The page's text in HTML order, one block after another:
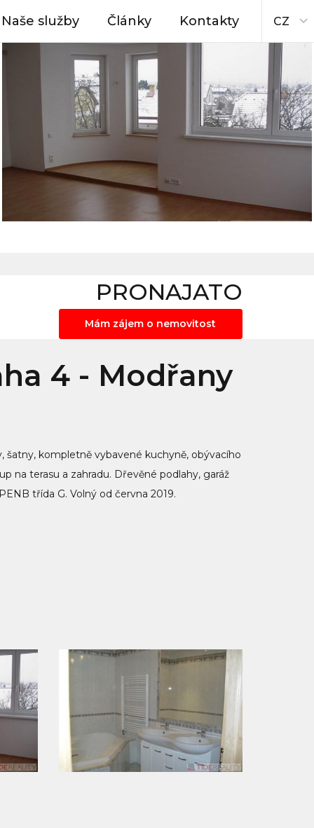
Naše služby Články Kontakty CZ
PRONAJATO
Mám zájem o nemovitost
4 - Modřany
šatny, kompletně vybavené kuchyně, obývacího
na terasu a zahradu. Dřevěné podlahy, garáž
třída G. Volný od června 2019.